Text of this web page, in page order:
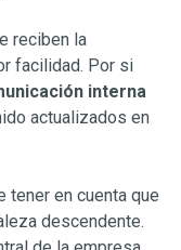
reciben la
facilidad. Por si
interna
actualizados en
tener en cuenta que
descendente.